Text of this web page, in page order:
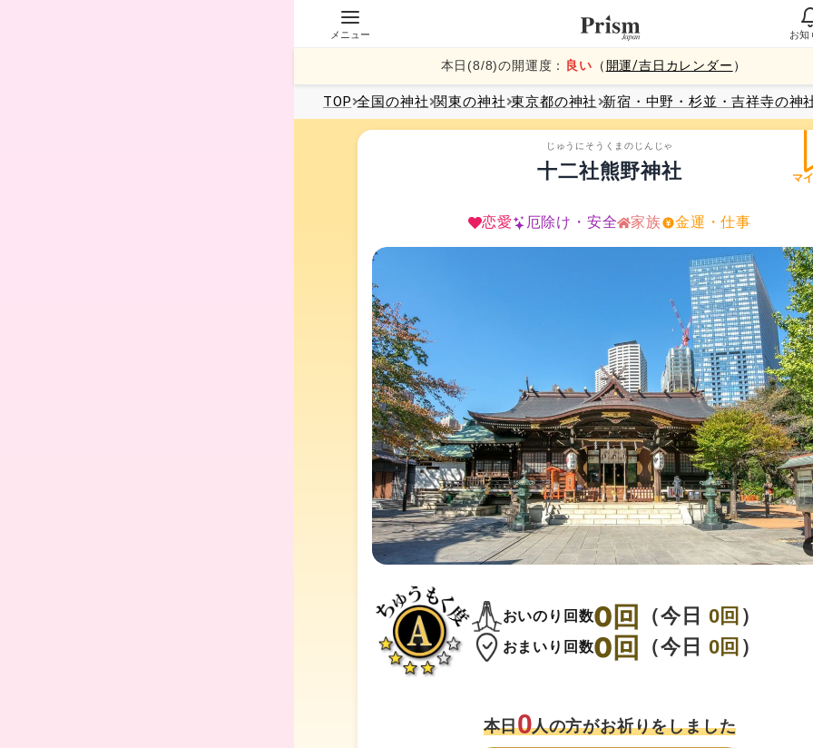
メニュー お知
本日(8/8)の開運度： 良い （ 開運/吉日カレンダー ）
TOP 全国の神社 関東の神社 東京都の神社 新宿・中野・杉並・吉祥寺の神
マ
じゅうにそうくまのじんじゃ
十二社熊野神社
恋愛 厄除け・安全 家族 金運・仕事
1
おいのり回数0回 （今日 0回 ）
おまいり回数0回 （今日 0回 ）
本日0人の方がお祈りをしました